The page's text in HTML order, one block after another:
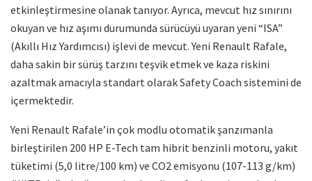
etkinleştirmesine olanak tanıyor. Ayrıca, mevcut hız sınırını
okuyan ve hız aşımı durumunda sürücüyü uyaran yeni “ISA”
(Akıllı Hız Yardımcısı) işlevi de mevcut. Yeni Renault Rafale,
daha sakin bir sürüş tarzını teşvik etmek ve kaza riskini
azaltmak amacıyla standart olarak Safety Coach sistemini de
içermektedir.
Yeni Renault Rafale’in çok modlu otomatik şanzımanla
birleştirilen 200 HP E-Tech tam hibrit benzinli motoru, yakıt
tüketimi (5,0 litre/100 km) ve CO2 emisyonu (107-113 g/km)